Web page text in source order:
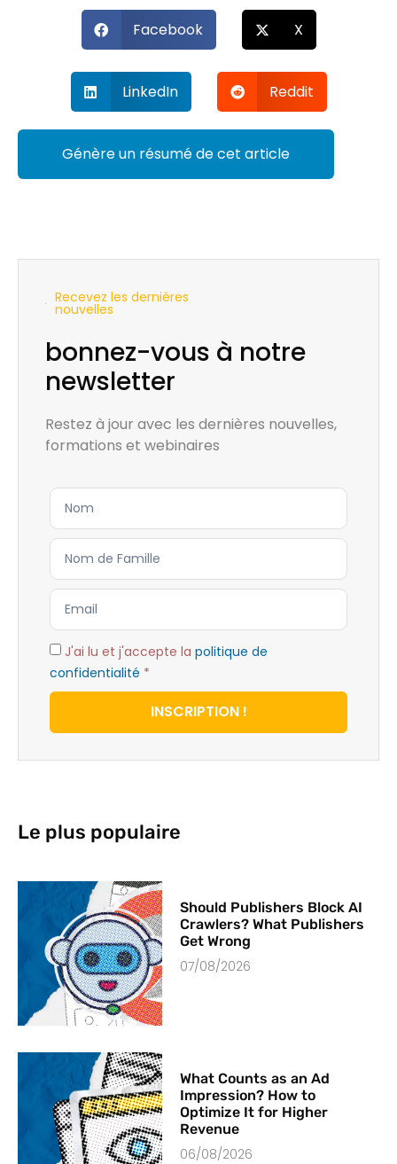
Facebook X
LinkedIn Reddit
Génère un résumé de cet article
Recevez les dernières
nouvelles
bonnez-vous à notre
newsletter
Restez à jour avec les dernières nouvelles,
formations et webinaires
J'ai lu et j'accepte la politique de
confidentialité *
INSCRIPTION !
Le plus populaire
Should Publishers Block AI
Crawlers? What Publishers
Get Wrong
07/08/2026
What Counts as an Ad
Impression? How to
Optimize It for Higher
Revenue
06/08/2026